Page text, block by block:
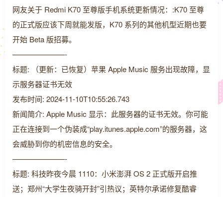
网友关于 Redmi K70 至尊版手机系统更新情况：:K70 至尊
的正式版应该下周就能发版，K70 系列的其他机型近期也要
开始 Beta 版招募。
———————-
标题: （更新：已恢复）苹果 Apple Music 服务出现故障，显
示服务器证书无效
发布时间: 2024-11-10T10:55:26.743
新闻简介: Apple Music 显示：此服务器的证书无效。你可能
正在连接到一个伪装成“play.itunes.apple.com”的服务器，这
会威胁到你的机密信息的安全。
———————-
标题: 科技昨夜今晨 1110：小米澎湃 OS 2 正式版开启推
送；郑州“大学生夜骑开封”引热议；英特尔承诺修复酷睿